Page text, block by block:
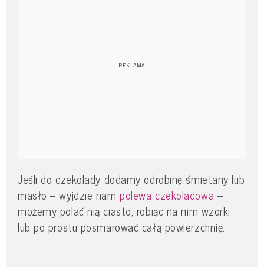
Jeśli do czekolady dodamy odrobinę śmietany lub
masło – wyjdzie nampolewa czekoladowa –
możemy polać nią ciasto, robiąc na nim wzorki
lub po prostu posmarować całą powierzchnię.